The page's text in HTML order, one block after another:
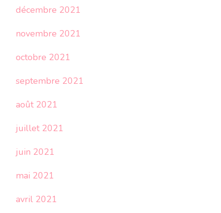
décembre 2021
novembre 2021
octobre 2021
septembre 2021
août 2021
juillet 2021
juin 2021
mai 2021
avril 2021